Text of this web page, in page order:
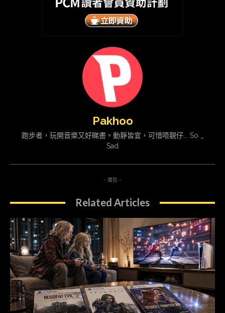
Pakhoo
跑步者，玩開音樂又好睇書。動靜皆宜，可惜唔靚仔... So _
Sad
- 廣告 -
Related Articles